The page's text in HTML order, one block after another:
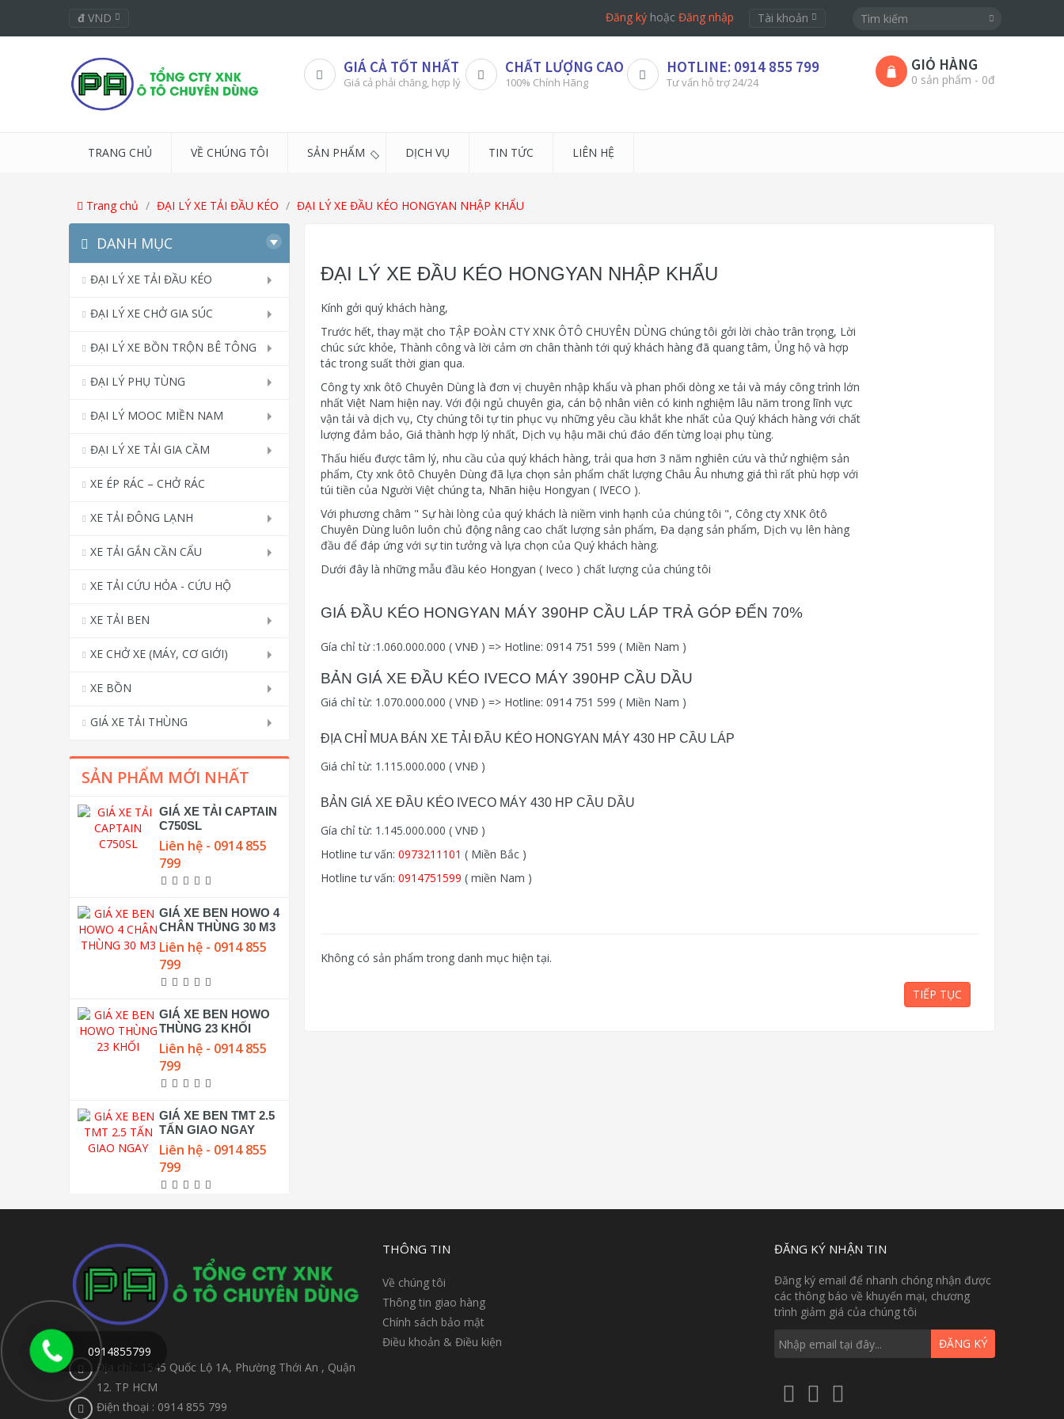
đ VND Đăng ký hoặcĐăng nhập Tài khoản
GIÁ CẢ TỐT NHẤT
Giá cả phải chăng, hợp lý
CHẤT LƯỢNG CAO
100% Chính Hãng
HOTLINE: 0914 855 799
Tư vấn hỗ trợ 24/24
GIỎ HÀNG
0 sản phẩm - 0đ
TRANG CHỦ VỀ CHÚNG TÔI SẢN PHẨM DỊCH VỤ TIN TỨC LIÊN HỆ
Trang chủ ĐẠI LÝ XE TẢI ĐẦU KÉO ĐẠI LÝ XE ĐẦU KÉO HONGYAN NHẬP KHẨU
DANH MỤC
ĐẠI LÝ XE TẢI ĐẦU KÉO
ĐẠI LÝ XE CHỞ GIA SÚC
ĐẠI LÝ XE BỒN TRỘN BÊ TÔNG
ĐẠI LÝ PHỤ TÙNG
ĐẠI LÝ MOOC MIỀN NAM
ĐẠI LÝ XE TẢI GIA CẦM
XE ÉP RÁC – CHỞ RÁC
XE TẢI ĐÔNG LẠNH
XE TẢI GẮN CẦN CẨU
XE TẢI CỨU HỎA - CỨU HỘ
XE TẢI BEN
XE CHỞ XE (MÁY, CƠ GIỚI)
XE BỒN
GIÁ XE TẢI THÙNG
SẢN PHẨM MỚI NHẤT
GIÁ XE TẢI CAPTAIN
C750SL
Liên hệ - 0914 855
799
GIÁ XE BEN HOWO 4
CHÂN THÙNG 30 M3
Liên hệ - 0914 855
799
GIÁ XE BEN HOWO
THÙNG 23 KHỐI
Liên hệ - 0914 855
799
GIÁ XE BEN TMT 2.5
TẤN GIAO NGAY
Liên hệ - 0914 855
799
ĐẠI LÝ XE ĐẦU KÉO HONGYAN NHẬP KHẨU
Kính gởi quý khách hàng,
Trước hết, thay mặt cho TẬP ĐOÀN CTY XNK ÔTÔ CHUYÊN DÙNG chúng tôi gởi lời chào trân trọng, Lời
chúc sức khỏe, Thành công và lời cảm ơn chân thành tới quý khách hàng đã quang tâm, Ủng hộ và hợp
tác trong suất thời gian qua.
Công ty xnk ôtô Chuyên Dùng là đơn vị chuyên nhập khẩu và phan phối dòng xe tải và máy công trình lớn
nhất Việt Nam hiện nay. Với đội ngủ chuyên gia, cán bộ nhân viên có kinh nghiệm lâu năm trong lĩnh vực
vận tải và dịch vụ, Cty chúng tôi tự tin phục vụ những yêu cầu khắt khe nhất của Quý khách hàng với chất
lượng đảm bảo, Giá thành hợp lý nhất, Dịch vụ hậu mãi chú đáo đến từng loại phụ tùng.
Thấu hiểu được tâm lý, nhu cầu của quý khách hàng, trải qua hơn 3 năm nghiên cứu và thử nghiệm sản
phẩm, Cty xnk ôtô Chuyên Dùng đã lựa chọn sản phẩm chất lượng Châu Âu nhưng giá thì rất phù hợp với
túi tiền của Người Việt chúng ta, Nhãn hiệu Hongyan ( IVECO ).
Với phương châm " Sự hài lòng của quý khách là niềm vinh hạnh của chúng tôi ", Công cty XNK ôtô
Chuyên Dùng luôn luôn chủ động nâng cao chất lượng sản phẩm, Đa dạng sản phẩm, Dịch vụ lên hàng
đầu để đáp ứng với sự tin tưởng và lựa chọn của Quý khách hàng.
Dưới đây là những mẫu đầu kéo Hongyan ( Iveco ) chất lượng của chúng tôi
GIÁ ĐẦU KÉO HONGYAN MÁY 390HP CẦU LÁP TRẢ GÓP ĐẾN 70%
Gía chỉ từ :1.060.000.000 ( VNĐ ) => Hotline: 0914 751 599 ( Miền Nam )
BẢN GIÁ XE ĐẦU KÉO IVECO MÁY 390HP CẦU DẦU
Giá chỉ từ: 1.070.000.000 ( VNĐ ) => Hotline: 0914 751 599 ( Miền Nam )
ĐỊA CHỈ MUA BÁN XE TẢI ĐẦU KÉO HONGYAN MÁY 430 HP CẦU LÁP
Giá chỉ từ: 1.115.000.000 ( VNĐ )
BẢN GIÁ XE ĐẦU KÉO IVECO MÁY 430 HP CẦU DẦU
Gía chỉ từ: 1.145.000.000 ( VNĐ )
Hotline tư vấn: 0973211101 ( Miền Bắc )
Hotline tư vấn: 0914751599 ( miền Nam )
Không có sản phẩm trong danh mục hiện tại.
TIẾP TỤC
Địa chỉ : 1545 Quốc Lộ 1A, Phường Thới An , Quận
12. TP HCM
Điện thoại : 0914 855 799
THÔNG TIN
Về chúng tôi
Thông tin giao hàng
Chính sách bảo mật
Điều khoản & Điều kiện
ĐĂNG KÝ NHẬN TIN
Đăng ký email để nhanh chóng nhận được
các thông báo về khuyến mại, chương
trình giảm giá của chúng tôi
ĐĂNG KÝ
0914855799